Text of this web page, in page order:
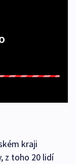
kraji
z toho 20 lidí